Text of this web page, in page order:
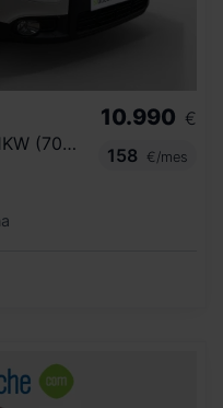
CITY LIFE HYBRID 1.0 GSE 51KW (70CV)
10.990 €
158
€/mes